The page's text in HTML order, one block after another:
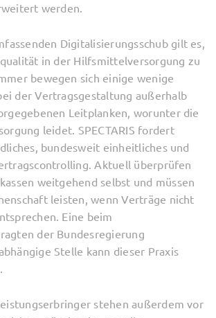
werden.
Digitalisierungsschub gilt es,
in der Hilfsmittelversorgung zu
bewegen sich einige wenige
der Vertragsgestaltung außerhalb
Leitplanken, worunter die
leidet. SPECTARIS fordert
bundesweit einheitliches und
Aktuell überprüfen
weitgehend selbst und müssen
leisten, wenn Verträge nicht
Eine beim
der Bundesregierung
Stelle kann dieser Praxis
stehen außerdem vor